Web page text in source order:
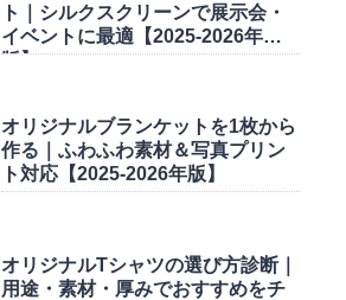
ト｜シルクスクリーンで展示会・
イベントに最適【2025-2026年
版】
オリジナルブランケットを1枚から
作る｜ふわふわ素材＆写真プリン
ト対応【2025-2026年版】
オリジナルTシャツの選び方診断｜
用途・素材・厚みでおすすめをチ